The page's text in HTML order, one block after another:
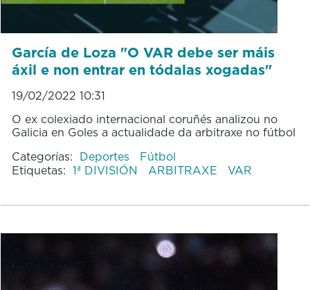
García de Loza "O VAR debe ser máis
áxil e non entrar en tódalas xogadas"
19/02/2022 10:31
O ex colexiado internacional coruñés analizou no
Galicia en Goles a actualidade da arbitraxe no fútbol
Categorías: Deportes
Fútbol
Etiquetas: 1ª DIVISIÓN ARBITRAXE VAR